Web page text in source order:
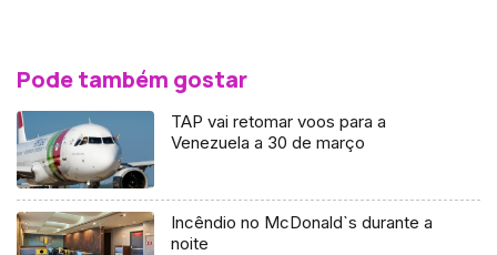
Pode também gostar
TAP vai retomar voos para a
Venezuela a 30 de março
Incêndio no McDonald`s durante a
noite